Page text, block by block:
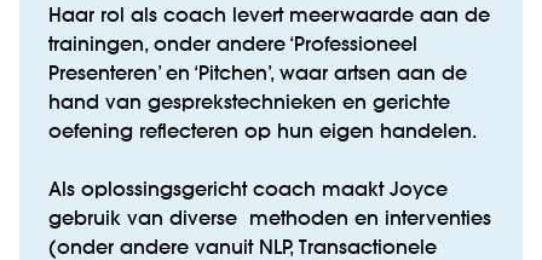
Haar rol als coach levert meerwaarde aan de
trainingen, onder andere ‘Professioneel
Presenteren’ en ‘Pitchen’, waar artsen aan de
hand van gesprekstechnieken en gerichte
oefening reflecteren op hun eigen handelen.
Als oplossingsgericht coach maakt Joyce
gebruik van diverse methoden en interventies
(onder andere vanuit NLP, Transactionele